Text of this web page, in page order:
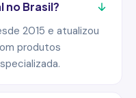
no Brasil?
2015 e atualizou
produtos